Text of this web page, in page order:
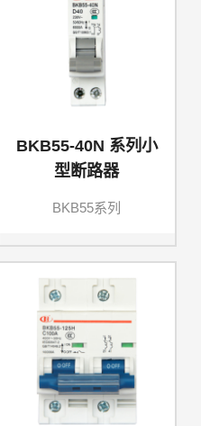
BKB55-40N 系列小
型断路器
BKB55系列